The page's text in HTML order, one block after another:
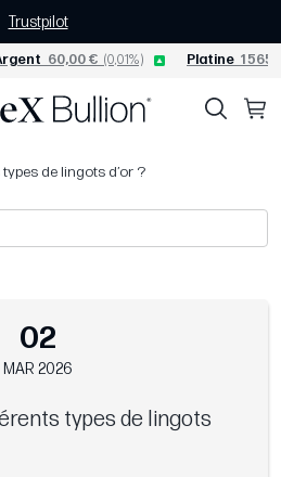
Trustpilot
60,00 € (0,01%) Platine 1
de lingots d’or ?
02
MAR 2026
types de lingots